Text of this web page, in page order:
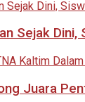
Sejak
Juara